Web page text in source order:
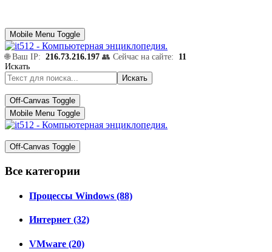
Mobile Menu Toggle
🌐 Ваш IP: 216.73.216.197 👥 Сейчас на сайте:
11
Искать
Искать
Off-Canvas Toggle
Mobile Menu Toggle
Off-Canvas Toggle
Все категории
Процессы Windows (88)
Интернет (32)
VMware (20)